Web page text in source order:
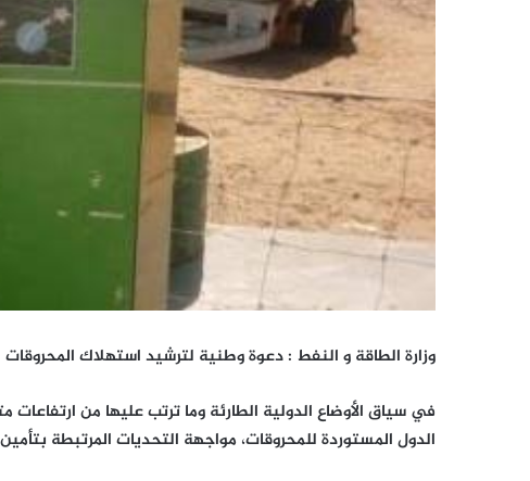
وزارة الطاقة و النفط :دعوة وطنية لترشيد استهلاك المحروقات
في سياق الأوضاع الدولية الطارئة وما ترتب عليها من
الدول المستوردة للمحروقات، مواجهة التحديات المرتبطة